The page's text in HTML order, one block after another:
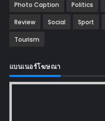
Photo Caption Politics
Review Social Sport
Tourism
แบนเนอร์โฆษณา